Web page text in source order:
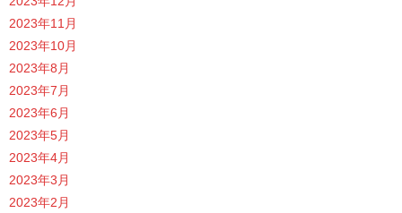
2023年11月
2023年10月
2023年8月
2023年7月
2023年6月
2023年5月
2023年4月
2023年3月
2023年2月